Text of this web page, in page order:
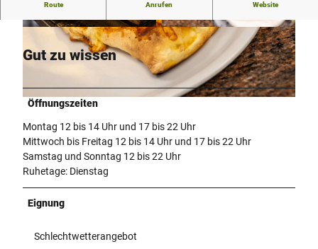
© Teutoburger-Wald-LTM-GmbH-D-Ketz |
© Teutoburger Wald / LTM GmbH, D. Ketz |
CC-BY-SA
© Teutoburger Wald / LTM GmbH, D. Ketz |
CC-BY-SA
Route Anrufen Website
Gut zu wissen
Öffnungszeiten
Montag 12 bis 14 Uhr und 17 bis 22 Uhr
Mittwoch bis Freitag 12 bis 14 Uhr und 17 bis 22 Uhr
Samstag und Sonntag 12 bis 22 Uhr
Ruhetage: Dienstag
Eignung
Schlechtwetterangebot